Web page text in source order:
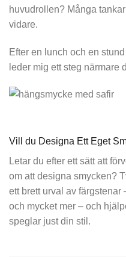
huvudrollen? Många
vidare.
Efter en lunch och en
leder mig ett steg närmare
Vill du Designa Ett Eget
Letar du efter ett sätt att
om attdesigna smycken?
ett brett urval av färgstenar
och mycket mer – och
speglar just din stil.